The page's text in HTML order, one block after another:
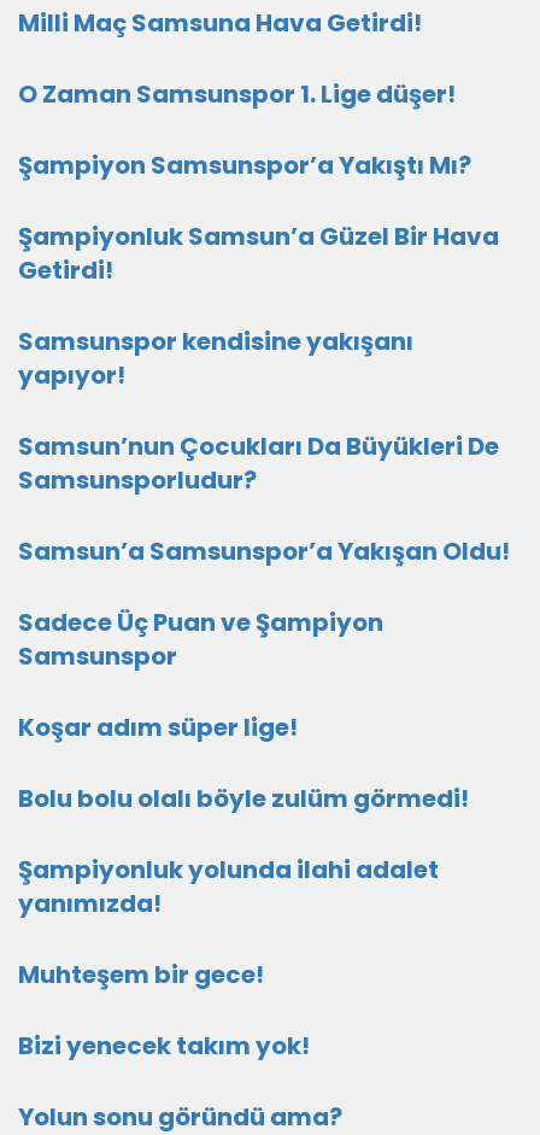
Milli Maç Samsuna Hava Getirdi!
O Zaman Samsunspor 1. Lige düşer!
Şampiyon Samsunspor’a Yakıştı Mı?
Şampiyonluk Samsun’a Güzel Bir Hava
Getirdi!
Samsunspor kendisine yakışanı
yapıyor!
Samsun’nun Çocukları Da Büyükleri De
Samsunsporludur?
Samsun’a Samsunspor’a Yakışan Oldu!
Sadece Üç Puan ve Şampiyon
Samsunspor
Koşar adım süper lige!
Bolu bolu olalı böyle zulüm görmedi!
Şampiyonluk yolunda ilahi adalet
yanımızda!
Muhteşem bir gece!
Bizi yenecek takım yok!
Yolun sonu göründü ama?